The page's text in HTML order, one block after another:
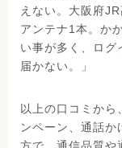
えない。大阪府
アンテナ1本。か
い事が多く、ログ
届かない。」
以上の口コミから
ンペーン、通話